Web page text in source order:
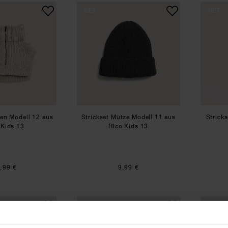
Modell 12 aus
13
€
Strickset Mütze Modell 11 aus
Rico Kids 13
9,99 €